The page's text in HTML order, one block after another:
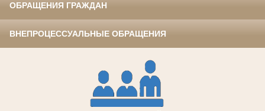
ОБРАЩЕНИЯ ГРАЖДАН
ВНЕПРОЦЕССУАЛЬНЫЕ ОБРАЩЕНИЯ